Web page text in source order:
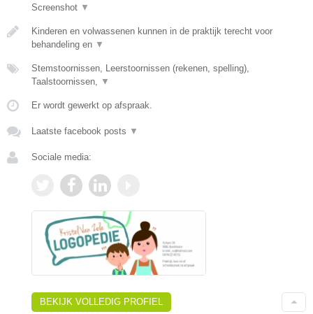
Screenshot ▼
Kinderen en volwassenen kunnen in de praktijk terecht voor
behandeling en ▼
Stemstoornissen, Leerstoornissen (rekenen, spelling),
Taalstoornissen,
▼
Er wordt gewerkt op afspraak.
Laatste facebook posts ▼
Sociale media:
BEKIJK VOLLEDIG PROFIEL